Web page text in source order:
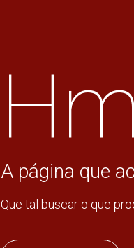
A página que
Que tal buscar o que